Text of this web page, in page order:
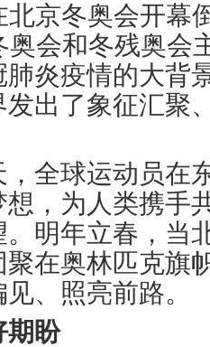
冬奥会开幕
奥会和冬残奥会
炎疫情的大背
出了象征汇聚
球运动员在
，为人类携手
。明年立春，当
在奥林匹克旗
、照亮前路。
期盼